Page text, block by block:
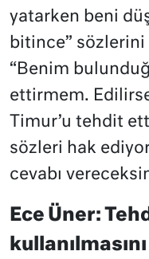
yatarken beni
bitince” sözlerini
“Benim
ettirmem.
Timur’u tehdit
sözleri hak
cevabı
Ece Üner: